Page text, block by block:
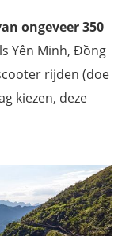
ongeveer 350
Yên Minh, Đồng
rijden (doe
kiezen, deze